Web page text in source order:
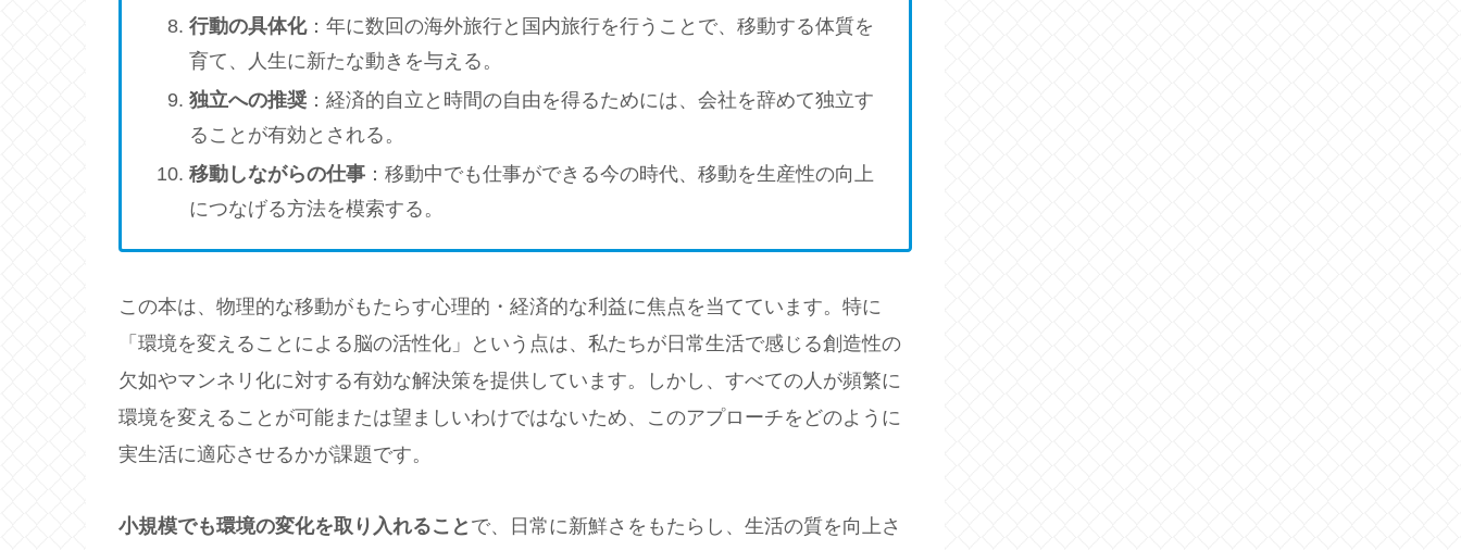
行動の具体化：年に数回の海外旅行と国内旅行を行うことで、移動する体質を
育て、人生に新たな動きを与える。
独立への推奨：経済的自立と時間の自由を得るためには、会社を辞めて独立す
ることが有効とされる。
移動しながらの仕事：移動中でも仕事ができる今の時代、移動を生産性の向上
につなげる方法を模索する。
この本は、物理的な移動がもたらす心理的・経済的な利益に焦点を当てています。特に
「環境を変えることによる脳の活性化」という点は、私たちが日常生活で感じる創造性の
欠如やマンネリ化に対する有効な解決策を提供しています。しかし、すべての人が頻繁に
環境を変えることが可能または望ましいわけではないため、このアプローチをどのように
実生活に適応させるかが課題です。
小規模でも環境の変化を取り入れること で、日常に新鮮さをもたらし、生活の質を向上さ